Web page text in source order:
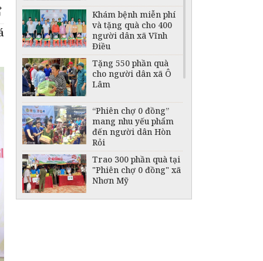
Khám bệnh miễn phí
và tặng quà cho 400
người dân xã Vĩnh
Điều
Tặng 550 phần quà
cho người dân xã Ô
Lâm
“Phiên chợ 0 đồng”
mang nhu yếu phẩm
đến người dân Hòn
Rỏi
Trao 300 phần quà tại
"Phiên chợ 0 đồng" xã
Nhơn Mỹ